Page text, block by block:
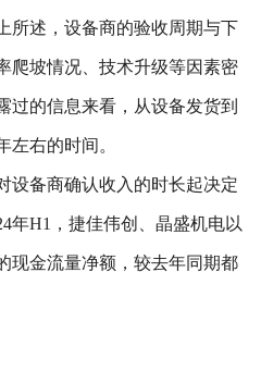
所述，设备商的验收周期与下
爬坡情况、技术升级等因素密
过的信息来看，从设备发货到
左右的时间。
设备商确认收入的时长起决定
年H1，捷佳伟创、晶盛机电以
现金流量净额，较去年同期都